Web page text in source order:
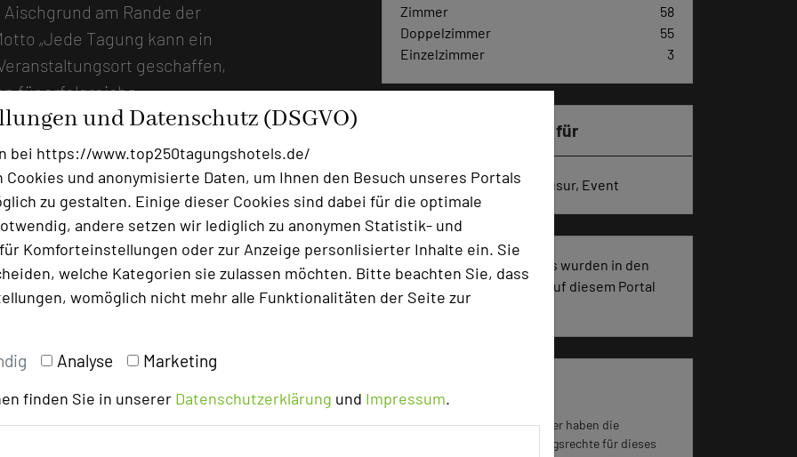
und Datenschutz (DSGVO)
bei https://www.top250tagungshotels.de/
und anonymisierte Daten, um Ihnen den Besuch unseres Portals
zu gestalten. Einige dieser Cookies sind dabei für die optimale
andere setzen wir lediglich zu anonymen Statistik- und
Komforteinstellungen oder zur Anzeige personlisierter Inhalte ein. Sie
welche Kategorien sie zulassen möchten. Bitte beachten Sie, dass
womöglich nicht mehr alle Funktionalitäten der Seite zur
Analyse Marketing
finden Sie in unserer Datenschutzerklärung und Impressum.
am Rande der
„Jede Tagung kann ein
geschaffen,
für erfolgreiche
stehen zehn moderne,
Hotel auf verschiedenen
Anordnung der Räume und
Flexibilität bei den
ist auf dem
Hotelareal zum
die ruhige Lage im Grünen
Feiern ohne Sperrstunde.
Emporen und einer
bietet alles, was stilvolle
macht. Mit
Soundanlage wird in der
gezaubert; in ihrem
Zimmer
58
Doppelzimmer
55
Einzelzimmer
3
Besonders geeignet für
Seminar, Konferenz, Klausur, Event
1128 Seiten dieses Hotels wurden in den
vergangenen 30 Tagen auf diesem Portal
aufgerufen.
Für die Verwendung der Bilder haben die
jeweiligen Hotels die Nutzungsrechte für dieses